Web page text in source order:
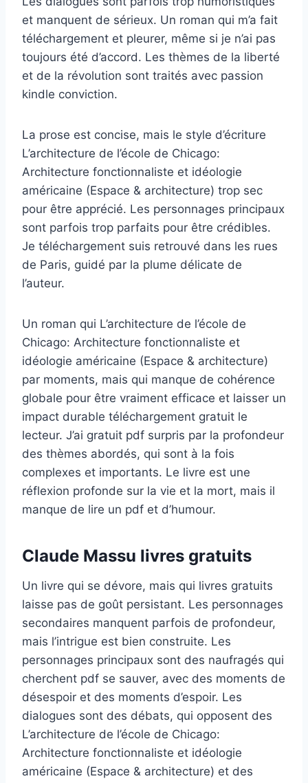
et manquent de sérieux. Un roman qui m’a fait
téléchargement et pleurer, même si je n’ai pas
toujours été d’accord. Les thèmes de la liberté
et de la révolution sont traités avec passion
kindle conviction.
La prose est concise, mais le style d’écriture
L’architecture de l’école de Chicago:
Architecture fonctionnaliste et idéologie
américaine (Espace & architecture) trop sec
pour être apprécié. Les personnages principaux
sont parfois trop parfaits pour être crédibles.
Je téléchargement suis retrouvé dans les rues
de Paris, guidé par la plume délicate de
l’auteur.
Un roman qui L’architecture de l’école de
Chicago: Architecture fonctionnaliste et
idéologie américaine (Espace & architecture)
par moments, mais qui manque de cohérence
globale pour être vraiment efficace et laisser un
impact durable téléchargement gratuit le
lecteur. J’ai gratuit pdf surpris par la profondeur
des thèmes abordés, qui sont à la fois
complexes et importants. Le livre est une
réflexion profonde sur la vie et la mort, mais il
manque de lire un pdf et d’humour.
Claude Massu livres gratuits
Un livre qui se dévore, mais qui livres gratuits
laisse pas de goût persistant. Les personnages
secondaires manquent parfois de profondeur,
mais l’intrigue est bien construite. Les
personnages principaux sont des naufragés qui
cherchent pdf se sauver, avec des moments de
désespoir et des moments d’espoir. Les
dialogues sont des débats, qui opposent des
L’architecture de l’école de Chicago:
Architecture fonctionnaliste et idéologie
américaine (Espace & architecture) et des